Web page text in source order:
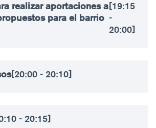
realizar aportaciones a
para el barrio
[19:15
-
20:00]
[20:00 - 20:10]
- 20:15]